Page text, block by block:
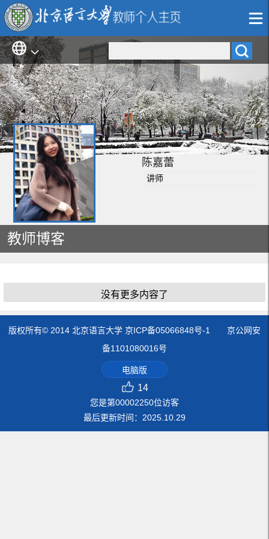
陈嘉蕾
讲师
教师博客
没有更多内容了
版权所有© 2014 北京语言大学 京ICP备05066848号-1 京公网安
备1101080016号
电脑版
14
您是第00002250位访客
最后更新时间： 2025 10 29